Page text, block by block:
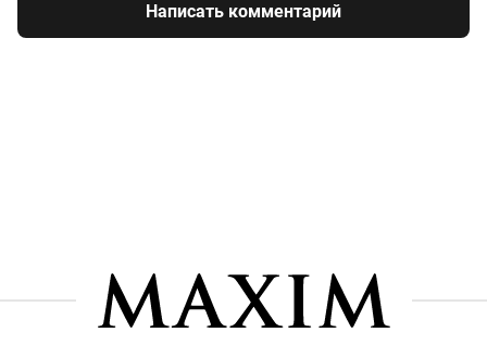
Написать комментарий